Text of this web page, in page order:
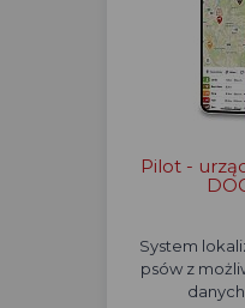
Pilot -
System
psów z